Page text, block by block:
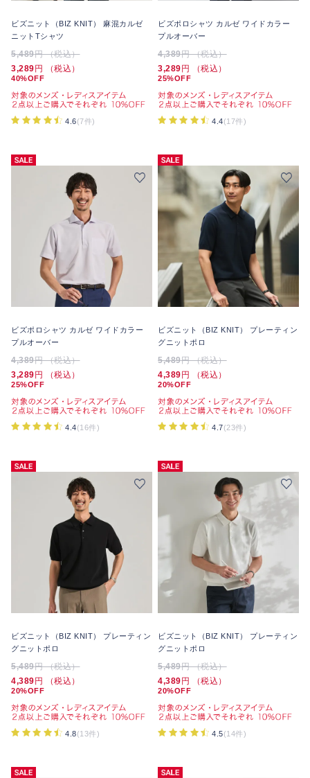
ビズニット（BIZ KNIT） 麻混カルゼ
ニットTシャツ
5,489円 （税込）
3,289円 （税込）
40%OFF
4.6(7件)
ビズポロシャツ カルゼ ワイドカラー
プルオーバー
4,389円 （税込）
3,289円 （税込）
25%OFF
4.4(17件)
ビズポロシャツ カルゼ ワイドカラー
プルオーバー
4,389円 （税込）
3,289円 （税込）
25%OFF
4.4(16件)
ビズニット（BIZ KNIT） プレーティン
グニットポロ
5,489円 （税込）
4,389円 （税込）
20%OFF
4.7(23件)
ビズニット（BIZ KNIT） プレーティン
グニットポロ
5,489円 （税込）
4,389円 （税込）
20%OFF
4.8(13件)
ビズニット（BIZ KNIT） プレーティン
グニットポロ
5,489円 （税込）
4,389円 （税込）
20%OFF
4.5(14件)